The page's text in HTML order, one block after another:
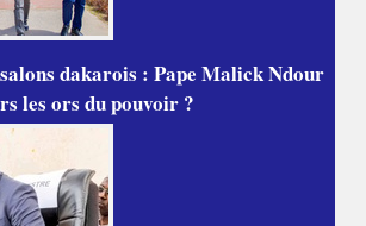
dakarois : Pape Malick Ndour
les ors du pouvoir ?